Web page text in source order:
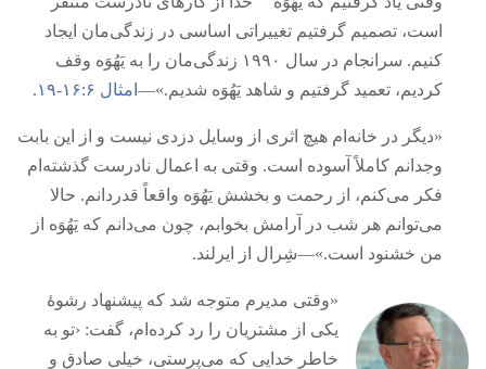
است،‏ تصمیم گرفتیم تغییراتی اساسی در زندگی‌مان ایجاد
کنیم.‏ سرانجام در سال ۱۹۹۰ زندگی‌مان را به یَهُوَه وقف
کردیم،‏ تعمید گرفتیم و شاهد یَهُوَه شدیم.‏»—‏ امثال ۶:‏۱۶-‏۱۹ ‏.‏
‏«دیگر در خانه‌ام هیچ اثری از وسایل دزدی نیست و از این بابت
وجدانم کاملاً آسوده است.‏ وقتی به اعمال نادرست گذشته‌ام
فکر می‌کنم،‏ از رحمت و بخشش یَهُوَه واقعاً قدردانم.‏ حالا
می‌توانم هر شب در آرامش بخوابم،‏ چون می‌دانم که یَهُوَه از
من خشنود است.‏»—‏شِرال از ایرلند.‏
‏«وقتی مدیرم متوجه شد که پیشنهاد رشوهٔ
یکی از مشتریان را رد کرده‌ام،‏ گفت:‏ ‹تو به
خاطر خدایی که می‌پرستی،‏ خیلی صادق و